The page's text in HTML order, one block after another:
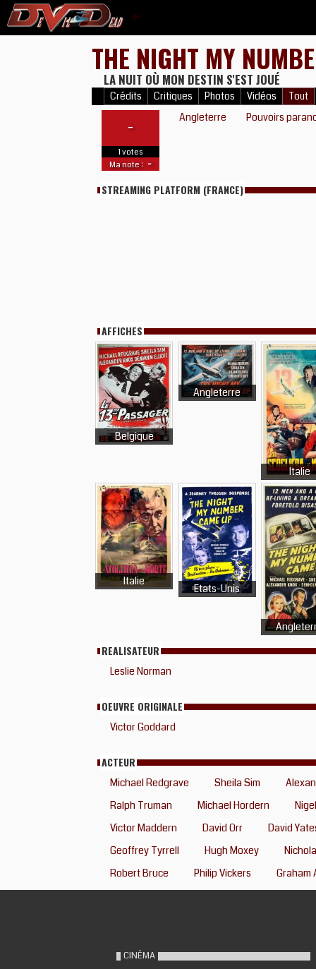
THE NIGHT MY
LA NUIT OÙ MON DESTIN S'EST JOUÉ
Crédits Critiques Photos Vidéos Tout
-
1 votes
Ma note : -
Angleterre Pouvoirs
STREAMING PLATFORM (FRANCE)
AFFICHES
Belgique
Angleterre
Italie
Italie
Etats-Unis
REALISATEUR
Leslie Norman
OEUVRE ORIGINALE
Victor Goddard
ACTEUR
Michael Redgrave Sheila Sim
Ralph Truman
Michael Hordern
Victor Maddern
David Orr
David
Geoffrey Tyrrell
Hugh Moxey
Robert Bruce
Philip Vickers Graham
CINÉMA